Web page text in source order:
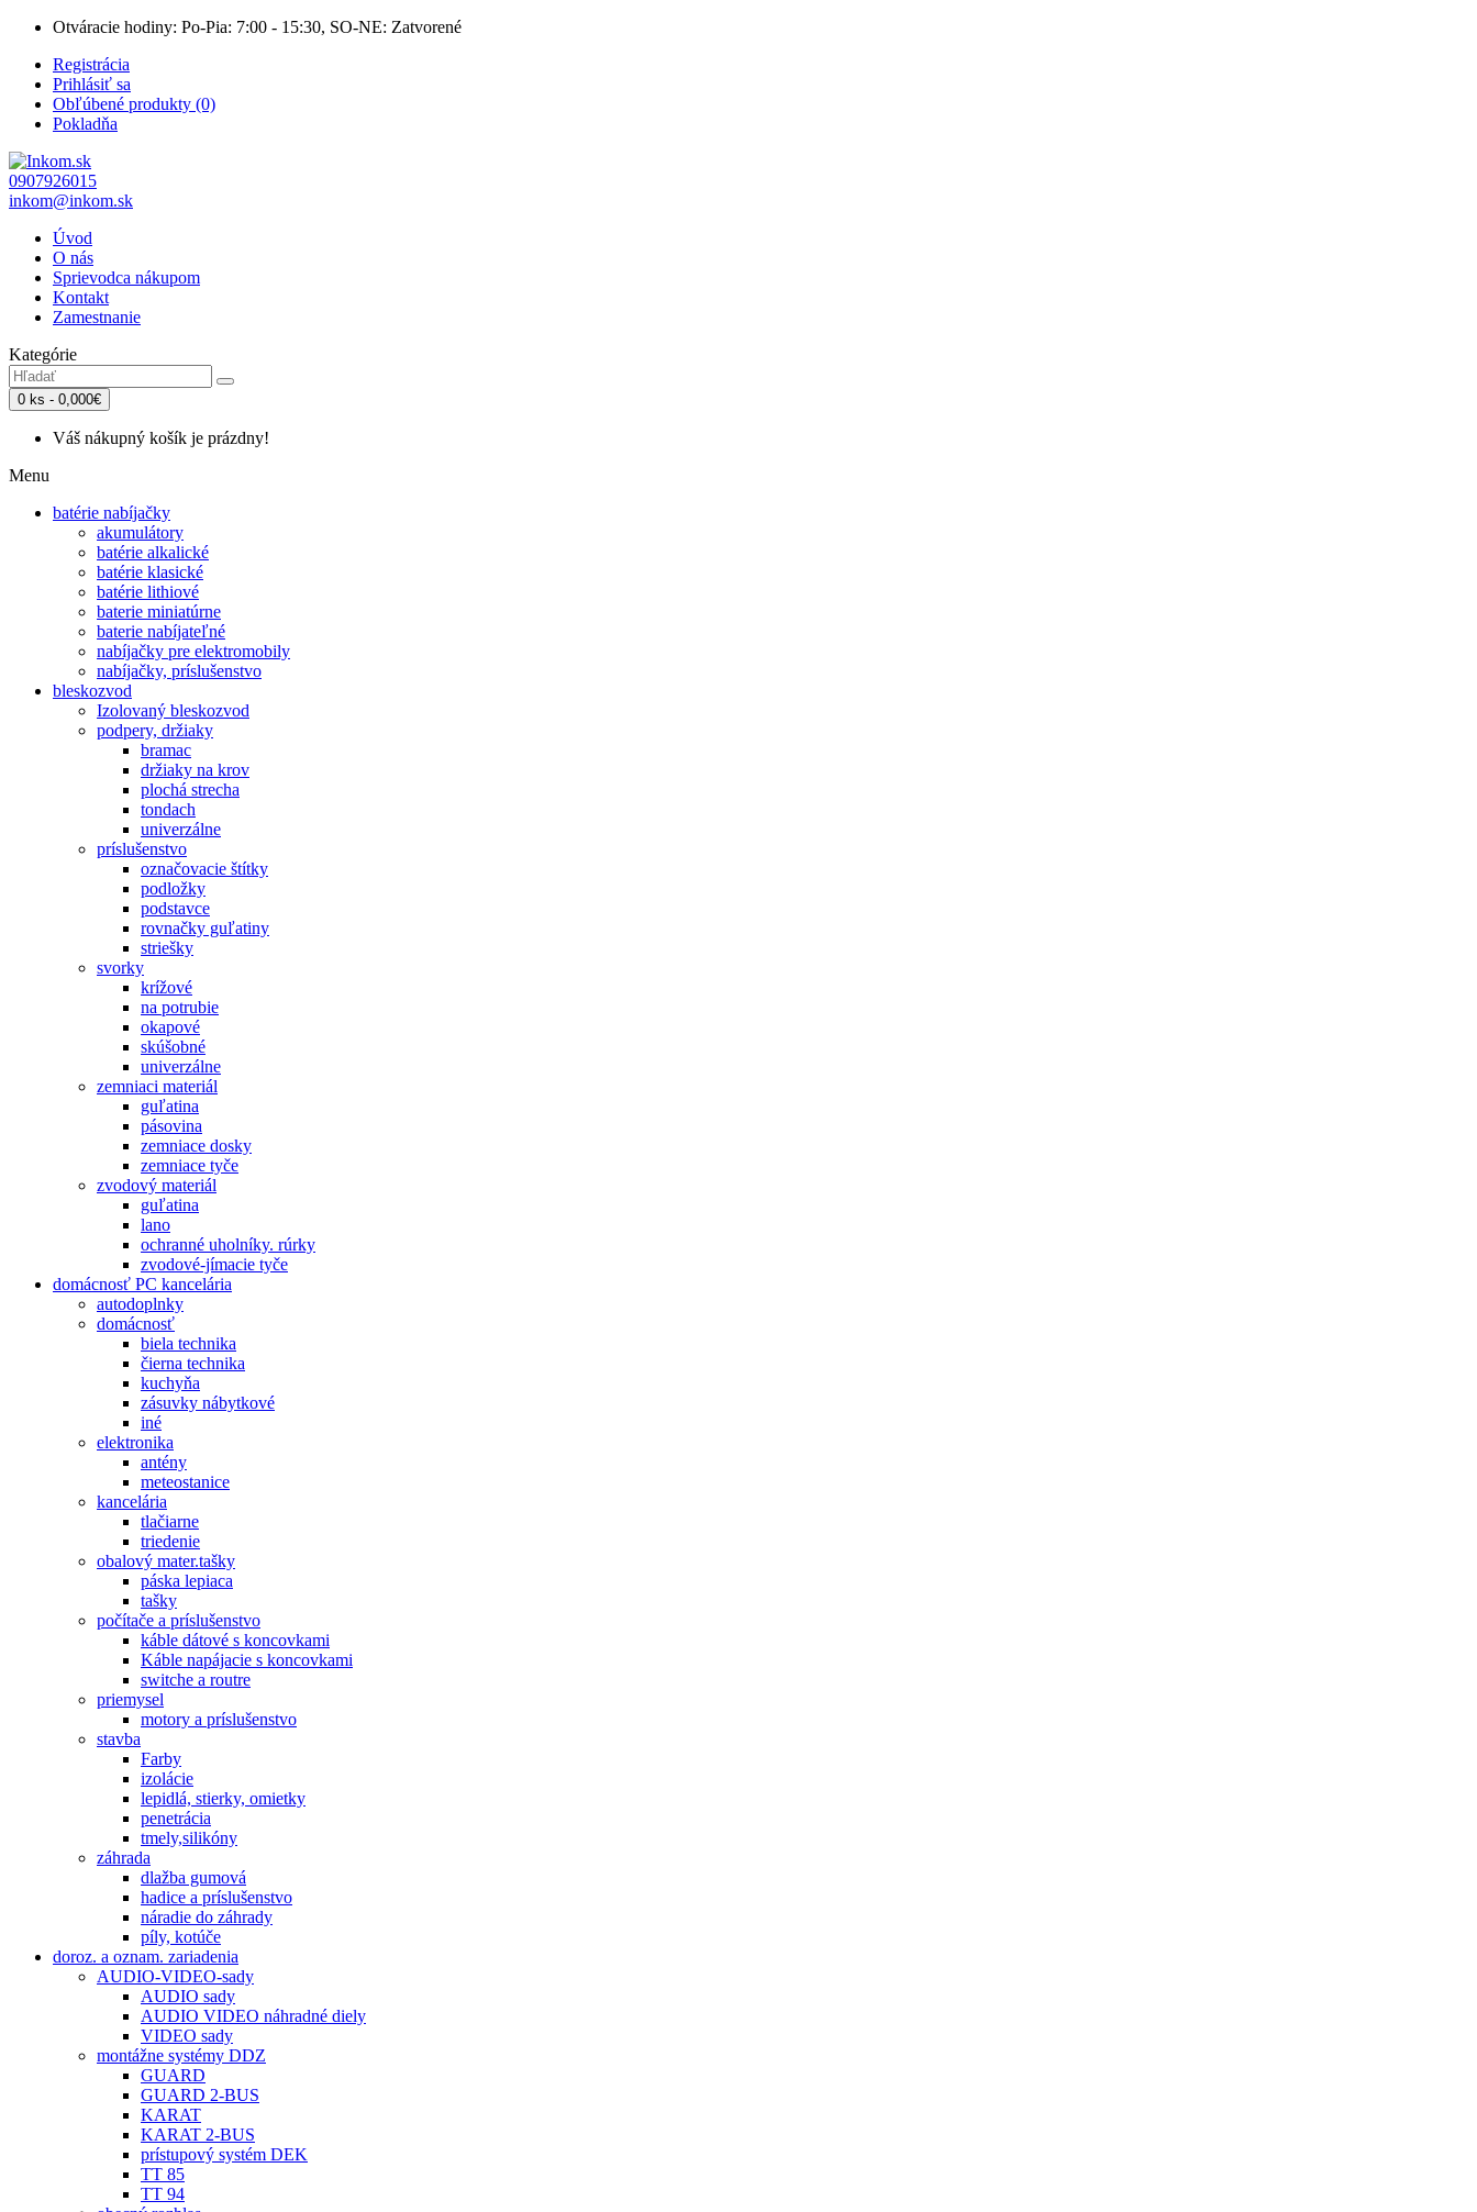
Otváracie hodiny: Po-Pia: 7:00 - 15:30, SO-NE: Zatvorené
Registrácia
Prihlásiť sa
Obľúbené produkty (0)
Pokladňa
0907926015
inkom@inkom.sk
Úvod
O nás
Sprievodca nákupom
Kontakt
Zamestnanie
Kategórie
0 ks - 0,000€
Váš nákupný košík je prázdny!
Menu
batérie nabíjačky
akumulátory
batérie alkalické
batérie klasické
batérie lithiové
baterie miniatúrne
baterie nabíjateľné
nabíjačky pre elektromobily
nabíjačky, príslušenstvo
bleskozvod
Izolovaný bleskozvod
podpery, držiaky
bramac
držiaky na krov
plochá strecha
tondach
univerzálne
príslušenstvo
označovacie štítky
podložky
podstavce
rovnačky guľatiny
striešky
svorky
krížové
na potrubie
okapové
skúšobné
univerzálne
zemniaci materiál
guľatina
pásovina
zemniace dosky
zemniace tyče
zvodový materiál
guľatina
lano
ochranné uholníky. rúrky
zvodové-jímacie tyče
domácnosť PC kancelária
autodoplnky
domácnosť
biela technika
čierna technika
kuchyňa
zásuvky nábytkové
iné
elektronika
antény
meteostanice
kancelária
tlačiarne
triedenie
obalový mater.tašky
páska lepiaca
tašky
počítače a príslušenstvo
káble dátové s koncovkami
Káble napájacie s koncovkami
switche a routre
priemysel
motory a príslušenstvo
stavba
Farby
izolácie
lepidlá, stierky, omietky
penetrácia
tmely,silikóny
záhrada
dlažba gumová
hadice a príslušenstvo
náradie do záhrady
píly, kotúče
doroz. a oznam. zariadenia
AUDIO-VIDEO-sady
AUDIO sady
AUDIO VIDEO náhradné diely
VIDEO sady
montážne systémy DDZ
GUARD
GUARD 2-BUS
KARAT
KARAT 2-BUS
prístupový systém DEK
TT 85
TT 94